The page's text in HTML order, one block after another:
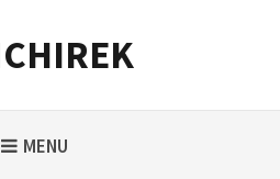
MENU